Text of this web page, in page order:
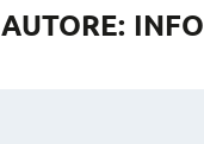
AUTORE: INFO